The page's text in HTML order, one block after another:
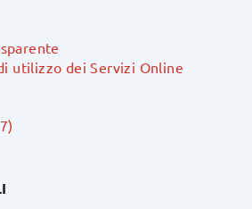
utilizzo dei Servizi Online